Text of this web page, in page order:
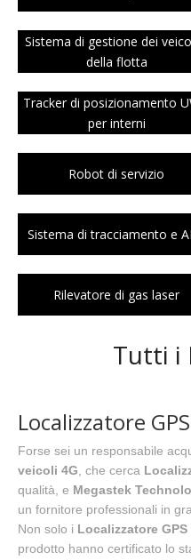
Sistema di gestione dei
della flotta
Tracker di posizionamento
per interni
Robot di servizio
Sistema di tracciamento e
Rilevatore di gas laser
Tutti i
Localizzatore
Forse sei un responsabile
veicoli 4G , che cerca
qualità, e Megastek
un fornitore professionali in
Non solo i Localizzatore
prodotto hanno certificato lo